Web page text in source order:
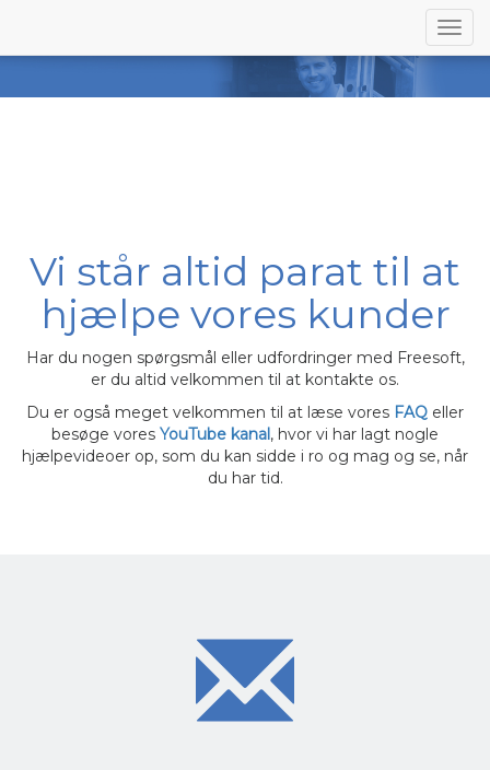
Vi står altid parat til at
hjælpe vores kunder
Har du nogen spørgsmål eller udfordringer med Freesoft,
er du altid velkommen til at kontakte os.
Du er også meget velkommen til at læse vores FAQ eller
besøge vores YouTube kanal, hvor vi har lagt nogle
hjælpevideoer op, som du kan sidde i ro og mag og se, når
du har tid.